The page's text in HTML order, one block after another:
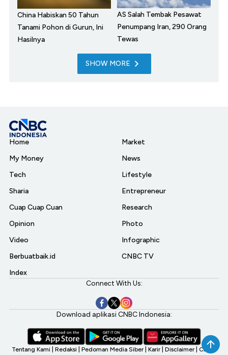
China Habiskan 50 Tahun
Tanami Pohon di Gurun, Ini
Hasilnya
AS Salah Tembak Pesawat
Penumpang Iran, 290 Orang
Tewas
SHOW MORE
Home
My Money
Tech
Sharia
Cuap Cuap Cuan
Opinion
Video
Berbuatbaik.id
Index
Market
News
Lifestyle
Entrepreneur
Research
Photo
Infographic
CNBC TV
Connect With Us:
Download aplikasi CNBC Indonesia:
Tentang Kami Redaksi Pedoman Media Siber Karir Disclaimer CNBC